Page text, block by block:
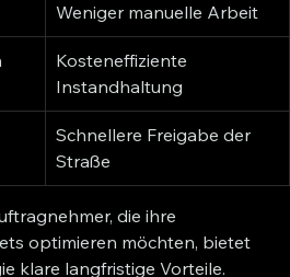
Weniger manuelle Arbeit
Kosteneffiziente
Instandhaltung
Schnellere Freigabe der
Straße
die ihre
optimieren möchten, bietet
klare langfristige Vorteile.